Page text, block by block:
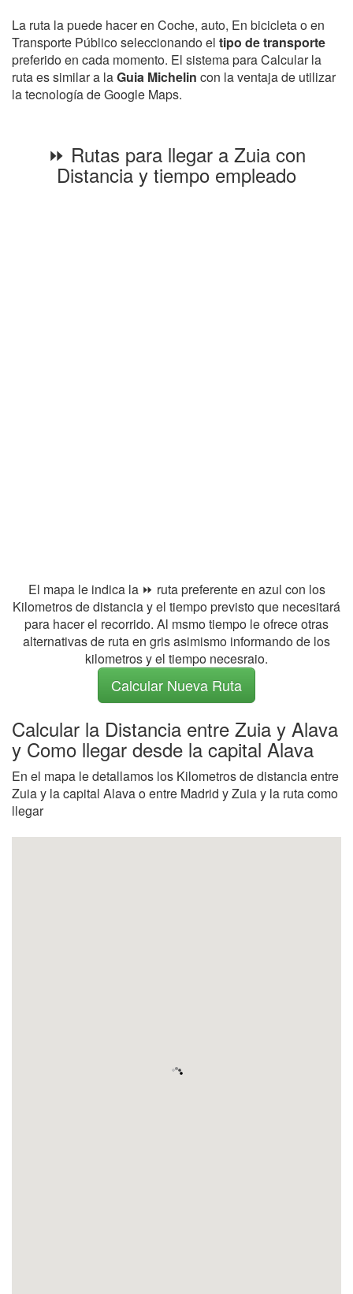
La ruta la puede hacer en Coche, auto, En bicicleta o en
Transporte Público seleccionando el tipo de transporte
preferido en cada momento. El sistema para Calcular la
ruta es similar a laGuia Michelin con la ventaja de utilizar
la tecnología de Google Maps.
⏩ Rutas para llegar a Zuia con
Distancia y tiempo empleado
El mapa le indica la ⏩ ruta preferente en azul con los
Kilometros de distancia y el tiempo previsto que necesitará
para hacer el recorrido. Al msmo tiempo le ofrece otras
alternativas de ruta en gris asimismo informando de los
kilometros y el tiempo necesraio.
Calcular Nueva Ruta
Calcular la Distancia entre Zuia y Alava
y Como llegar desde la capital Alava
En el mapa le detallamos los Kilometros de distancia entre
Zuia y la capital Alava o entre Madrid y Zuia y la ruta como
llegar